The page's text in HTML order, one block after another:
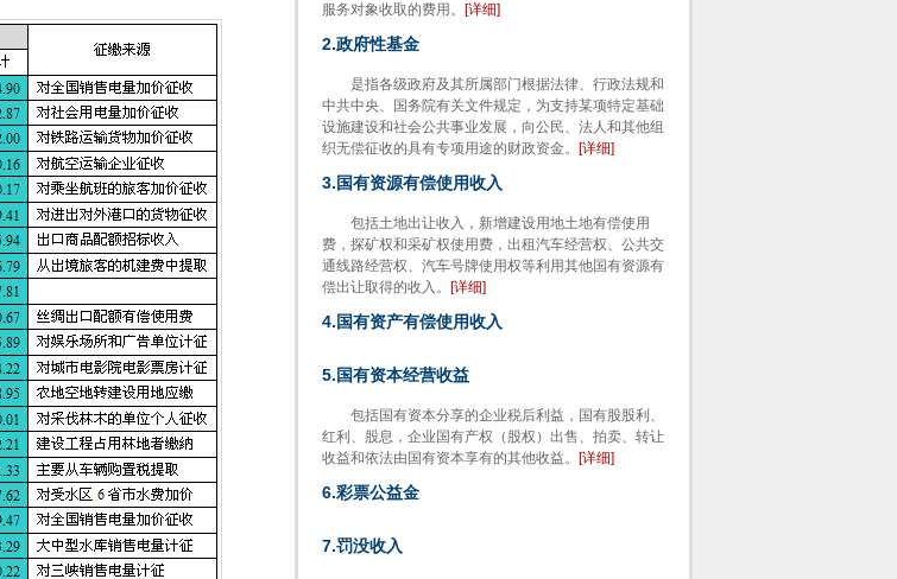
服务对象收取的费用。 [详细]
2.政府性基金
是指各级政府及其所属部门根据法律、行政法规和
中共中央、国务院有关文件规定，为支持某项特定基础
设施建设和社会公共事业发展，向公民、法人和其他组
织无偿征收的具有专项用途的财政资金。 [详细]
3.国有资源有偿使用收入
包括土地出让收入，新增建设用地土地有偿使用
费，探矿权和采矿权使用费，出租汽车经营权、公共交
通线路经营权、汽车号牌使用权等利用其他国有资源有
偿出让取得的收入。 [详细]
4.国有资产有偿使用收入
5.国有资本经营收益
包括国有资本分享的企业税后利益，国有股股利、
红利、股息，企业国有产权（股权）出售、拍卖、转让
收益和依法由国有资本享有的其他收益。 [详细]
6.彩票公益金
7.罚没收入